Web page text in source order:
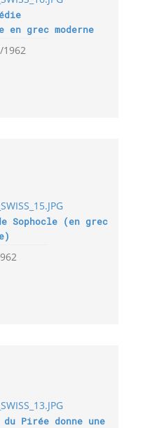
en grec moderne
1962
Sophocle (en grec
Pirée donne une